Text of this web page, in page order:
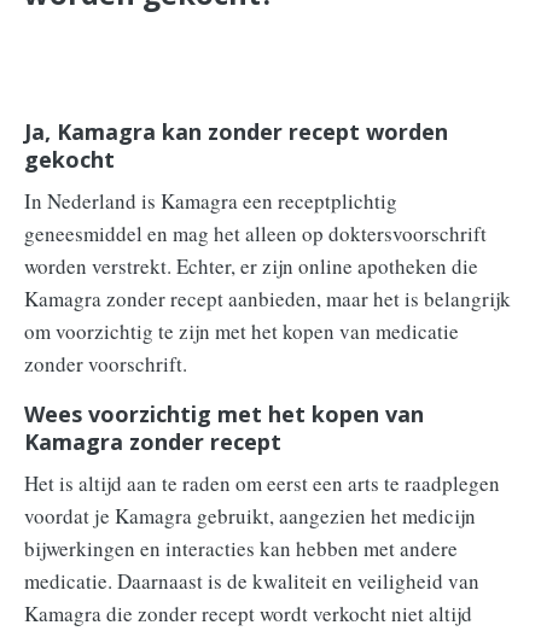
Ja, Kamagra kan zonder recept worden
gekocht
In Nederland is Kamagra een receptplichtig
geneesmiddel en mag het alleen op doktersvoorschrift
worden verstrekt. Echter, er zijn online apotheken die
Kamagra zonder recept aanbieden, maar het is belangrijk
om voorzichtig te zijn met het kopen van medicatie
zonder voorschrift.
Wees voorzichtig met het kopen van
Kamagra zonder recept
Het is altijd aan te raden om eerst een arts te raadplegen
voordat je Kamagra gebruikt, aangezien het medicijn
bijwerkingen en interacties kan hebben met andere
medicatie. Daarnaast is de kwaliteit en veiligheid van
Kamagra die zonder recept wordt verkocht niet altijd